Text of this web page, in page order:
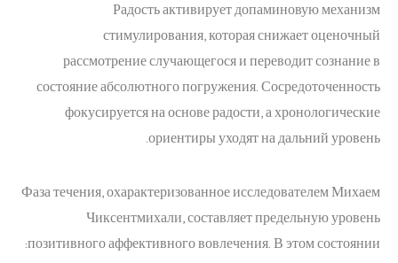
Радость активирует допаминовую механизм
стимулирования, которая снижает оценочный
рассмотрение случающегося и переводит сознание в
состояние абсолютного погружения. Сосредоточенность
фокусируется на основе радости, а хронологические
ориентиры уходят на дальний уровень.
Фаза течения, охарактеризованное исследователем Михаем
Чиксентмихали, составляет предельную уровень
позитивного аффективного вовлечения. В этом состоянии: